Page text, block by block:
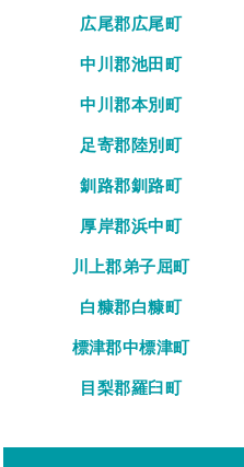
広尾郡広尾町
中川郡池田町
中川郡本別町
足寄郡陸別町
釧路郡釧路町
厚岸郡浜中町
川上郡弟子屈町
白糠郡白糠町
標津郡中標津町
目梨郡羅臼町